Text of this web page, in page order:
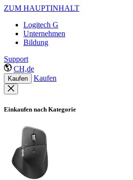
ZUM HAUPTINHALT
Logitech G
Unternehmen
Bildung
Support
CH,de
Kaufen Kaufen
Einkaufen nach Kategorie